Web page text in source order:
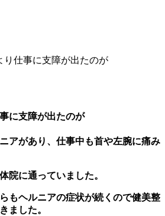
り仕事に支障が出たのが
に支障が出たのが
アがあり、仕事中も首や左腕に痛み
院に通っていました。
もヘルニアの症状が続くので健美整
ました。